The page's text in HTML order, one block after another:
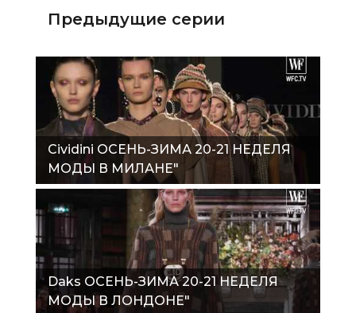
Предыдущие серии
Cividini ОСЕНЬ-ЗИМА 20-21 НЕДЕЛЯ
МОДЫ В МИЛАНЕ"
Daks ОСЕНЬ-ЗИМА 20-21 НЕДЕЛЯ
МОДЫ В ЛОНДОНЕ"